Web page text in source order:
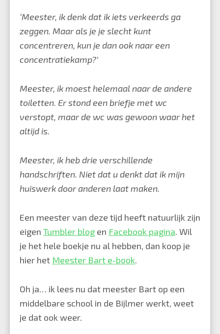
‘Meester, ik denk dat ik iets verkeerds ga
zeggen. Maar als je je slecht kunt
concentreren, kun je dan ook naar een
concentratiekamp?’
Meester, ik moest helemaal naar de andere
toiletten. Er stond een briefje met wc
verstopt, maar de wc was gewoon waar het
altijd is.
Meester, ik heb drie verschillende
handschriften. Niet dat u denkt dat ik mijn
huiswerk door anderen laat maken.
Een meester van deze tijd heeft natuurlijk zijn
eigen Tumbler blog en Facebook pagina. Wil
je het hele boekje nu al hebben, dan koop je
hier het Meester Bart e-book.
Oh ja… ik lees nu dat meester Bart op een
middelbare school in de Bijlmer werkt, weet
je dat ook weer.